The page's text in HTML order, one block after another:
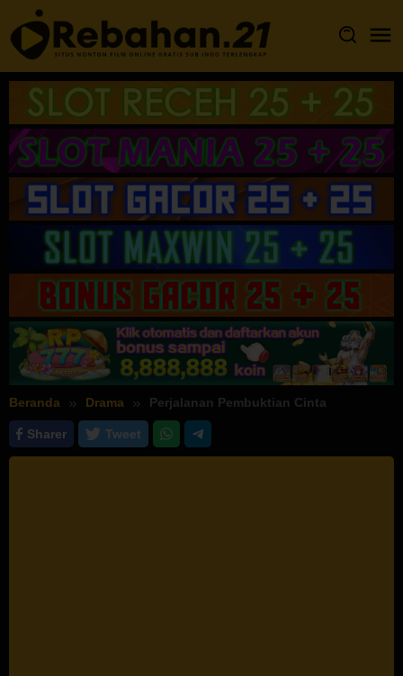
Loncat
ke
konten
Beranda Drama Perjalanan Pembuktian Cinta
Sharer Tweet